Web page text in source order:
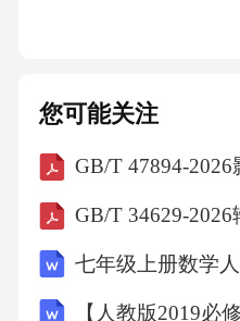
据。主要建设内容及
99.70%）80万吨、高
源汽车车身框架、高
构件等领域。项目达纲
80亿元，年均净利润
您可能关注